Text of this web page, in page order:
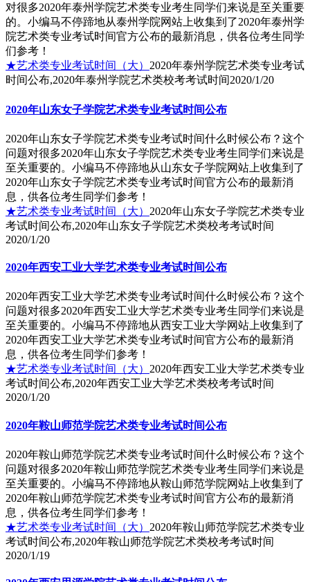
对很多2020年泰州学院艺术类专业考生同学们来说是至关重要
的。小编马不停蹄地从泰州学院网站上收集到了2020年泰州学
院艺术类专业考试时间官方公布的最新消息，供各位考生同学
们参考！
★艺术类专业考试时间（大） 2020年泰州学院艺术类专业考试
时间公布,2020年泰州学院艺术类校考考试时间2020/1/20
2020年山东女子学院艺术类专业考试时间公布
2020年山东女子学院艺术类专业考试时间什么时候公布？这个
问题对很多2020年山东女子学院艺术类专业考生同学们来说是
至关重要的。小编马不停蹄地从山东女子学院网站上收集到了
2020年山东女子学院艺术类专业考试时间官方公布的最新消
息，供各位考生同学们参考！
★艺术类专业考试时间（大） 2020年山东女子学院艺术类专业
考试时间公布,2020年山东女子学院艺术类校考考试时间
2020/1/20
2020年西安工业大学艺术类专业考试时间公布
2020年西安工业大学艺术类专业考试时间什么时候公布？这个
问题对很多2020年西安工业大学艺术类专业考生同学们来说是
至关重要的。小编马不停蹄地从西安工业大学网站上收集到了
2020年西安工业大学艺术类专业考试时间官方公布的最新消
息，供各位考生同学们参考！
★艺术类专业考试时间（大） 2020年西安工业大学艺术类专业
考试时间公布,2020年西安工业大学艺术类校考考试时间
2020/1/20
2020年鞍山师范学院艺术类专业考试时间公布
2020年鞍山师范学院艺术类专业考试时间什么时候公布？这个
问题对很多2020年鞍山师范学院艺术类专业考生同学们来说是
至关重要的。小编马不停蹄地从鞍山师范学院网站上收集到了
2020年鞍山师范学院艺术类专业考试时间官方公布的最新消
息，供各位考生同学们参考！
★艺术类专业考试时间（大） 2020年鞍山师范学院艺术类专业
考试时间公布,2020年鞍山师范学院艺术类校考考试时间
2020/1/19